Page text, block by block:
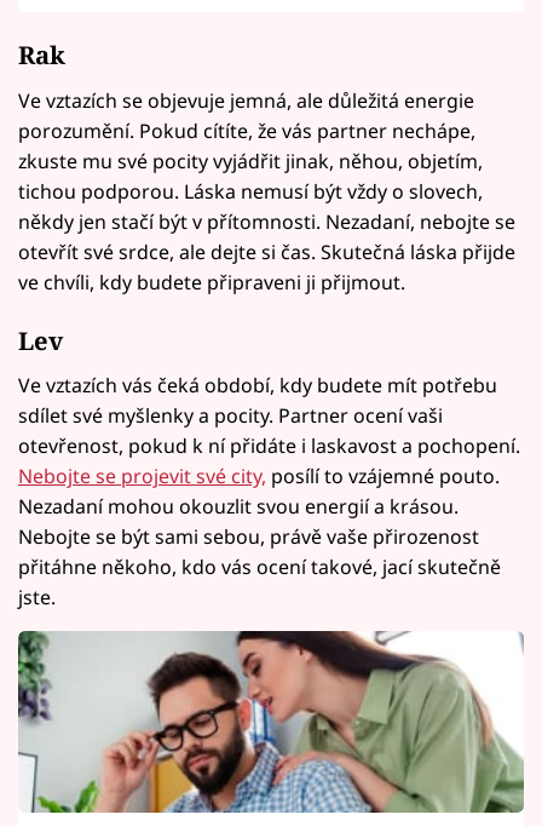
Rak
Ve vztazích se objevuje jemná, ale důležitá energie
porozumění. Pokud cítíte, že vás partner nechápe,
zkuste mu své pocity vyjádřit jinak, něhou, objetím,
tichou podporou. Láska nemusí být vždy o slovech,
někdy jen stačí být v přítomnosti. Nezadaní, nebojte se
otevřít své srdce, ale dejte si čas. Skutečná láska přijde
ve chvíli, kdy budete připraveni ji přijmout.
Lev
Ve vztazích vás čeká období, kdy budete mít potřebu
sdílet své myšlenky a pocity. Partner ocení vaši
otevřenost, pokud k ní přidáte i laskavost a pochopení.
Nebojte se projevit své city, posílí to vzájemné pouto.
Nezadaní mohou okouzlit svou energií a krásou.
Nebojte se být sami sebou, právě vaše přirozenost
přitáhne někoho, kdo vás ocení takové, jací skutečně
jste.